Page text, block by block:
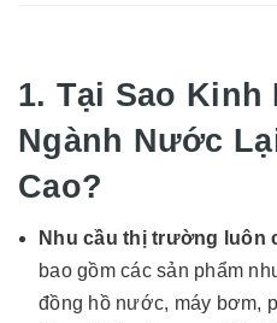
1. Tại Sao Kinh
Ngành Nước
Cao?
Nhu cầu thị trường luôn
bao gồm các sản phẩm
đồng hồ nước, máy bơm,